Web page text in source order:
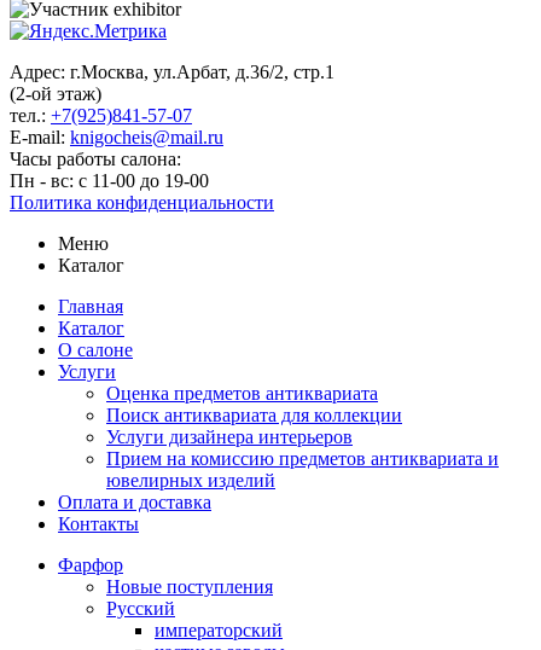
Адрес: г.Москва, ул.Арбат, д.36/2, стр.1
(2-ой этаж)
тел.: +7(925)841-57-07
E-mail: knigocheis@mail.ru
Часы работы салона:
Пн - вс: с 11-00 до 19-00
Политика конфиденциальности
Меню
Каталог
Главная
Каталог
О салоне
Услуги
Оценка предметов антиквариата
Поиск антиквариата для коллекции
Услуги дизайнера интерьеров
Прием на комиссию предметов антиквариата и
ювелирных изделий
Оплата и доставка
Контакты
Фарфор
Новые поступления
Русский
императорский